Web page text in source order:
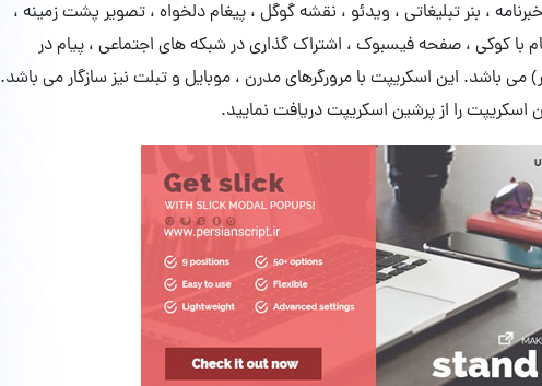
، بنر تبلیغاتی ، ویدئو ، نقشه گوگل ، پیغام دلخواه ، تصویر پشت زمینه ،
با کوکی ، صفحه فیسبوک ، اشتراک گذاری در شبکه های اجتماعی ، پیام در
باشد. این اسکریپت با مرورگرهای مدرن ، موبایل و تبلت نیز سازگار می باشد.